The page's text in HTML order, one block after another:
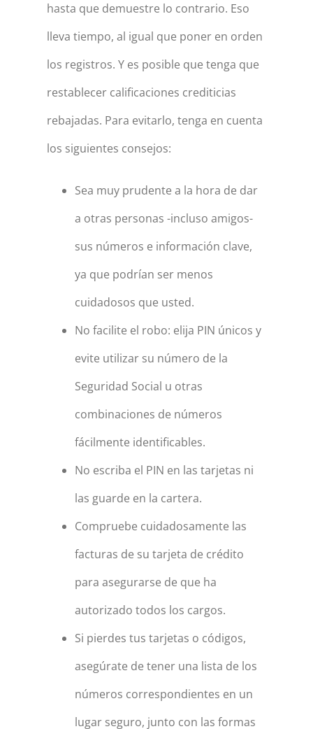
hasta que demuestre lo contrario. Eso
lleva tiempo, al igual que poner en orden
los registros. Y es posible que tenga que
restablecer calificaciones crediticias
rebajadas. Para evitarlo, tenga en cuenta
los siguientes consejos:
Sea muy prudente a la hora de dar
a otras personas -incluso amigos-
sus números e información clave,
ya que podrían ser menos
cuidadosos que usted.
No facilite el robo: elija PIN únicos y
evite utilizar su número de la
Seguridad Social u otras
combinaciones de números
fácilmente identificables.
No escriba el PIN en las tarjetas ni
las guarde en la cartera.
Compruebe cuidadosamente las
facturas de su tarjeta de crédito
para asegurarse de que ha
autorizado todos los cargos.
Si pierdes tus tarjetas o códigos,
asegúrate de tener una lista de los
números correspondientes en un
lugar seguro, junto con las formas